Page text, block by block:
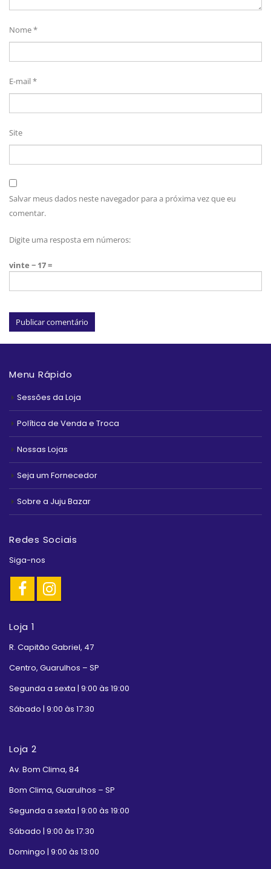
Nome*
E-mail*
Site
Salvar meus dados neste navegador para a próxima vez que eu
comentar.
Digite uma resposta em números:
vinte − 17 =
Menu Rápido
Sessões da Loja
Política de Venda e Troca
Nossas Lojas
Seja um Fornecedor
Sobre a Juju Bazar
Redes Sociais
Siga-nos
Loja 1
R. Capitão Gabriel, 47
Centro, Guarulhos – SP
Segunda a sexta | 9:00 às 19:00
Sábado | 9:00 às 17:30
Loja 2
Av. Bom Clima, 84
Bom Clima, Guarulhos – SP
Segunda a sexta | 9:00 às 19:00
Sábado | 9:00 às 17:30
Domingo | 9:00 às 13:00